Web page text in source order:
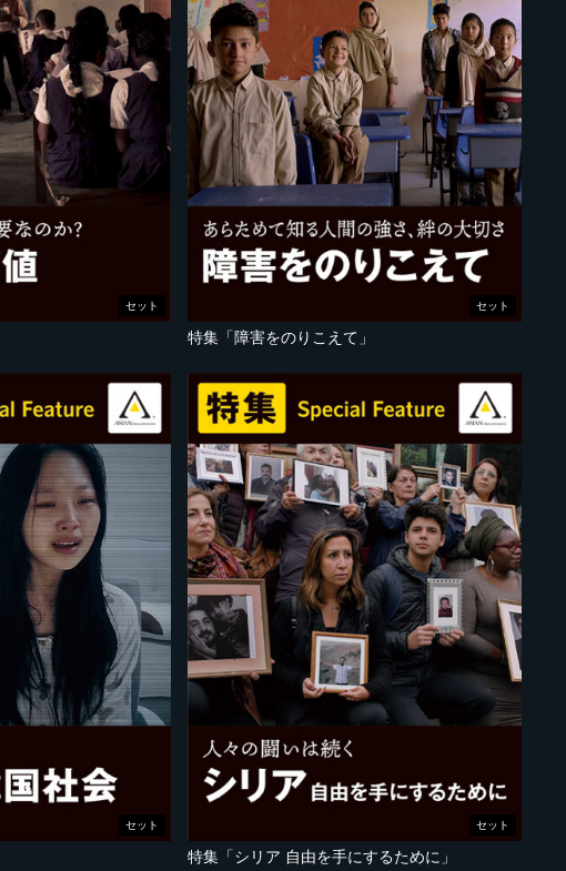
セット セット
特集「障害をのりこえて」
セット セット
特集「シリア 自由を手にするために」